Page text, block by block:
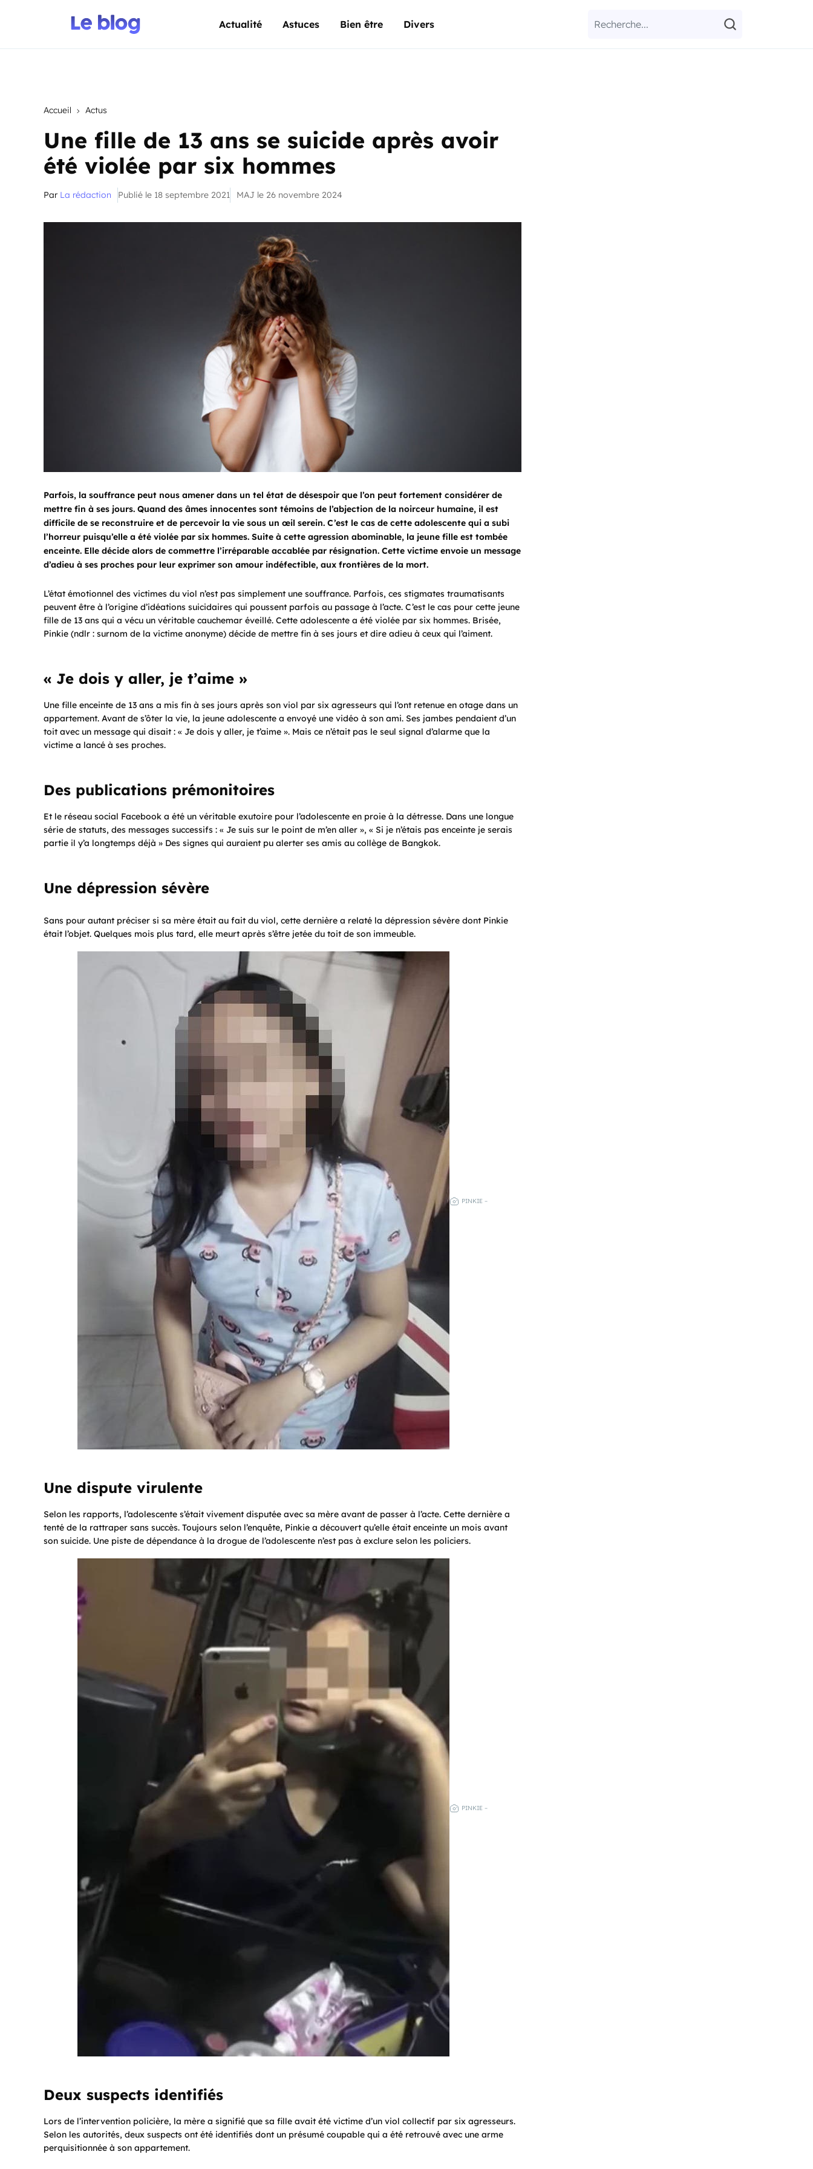
Actualité Astuces Bien être Divers
Accueil Actus
Une fille de 13 ans se suicide après avoir
été violée par six hommes
Par La rédaction Publié le 18 septembre 2021 MAJ le 26 novembre 2024
Parfois, la souffrance peut nous amener dans un tel état de désespoir que l’on peut fortement considérer de
mettre fin à ses jours. Quand des âmes innocentes sont témoins de l’abjection de la noirceur humaine, il est
difficile de se reconstruire et de percevoir la vie sous un œil serein. C’est le cas de cette adolescente qui a subi
l’horreur puisqu’elle a été violée par six hommes. Suite à cette agression abominable, la jeune fille est tombée
enceinte. Elle décide alors de commettre l’irréparable accablée par résignation. Cette victime envoie un message
d’adieu à ses proches pour leur exprimer son amour indéfectible, aux frontières de la mort.
L’état émotionnel des victimes du viol n’est pas simplement une souffrance. Parfois, ces stigmates traumatisants
peuvent être à l’origine d’idéations suicidaires qui poussent parfois au passage à l’acte. C’est le cas pour cette jeune
fille de 13 ans qui a vécu un véritable cauchemar éveillé. Cette adolescente a été violée par six hommes. Brisée,
Pinkie (ndlr : surnom de la victime anonyme) décide de mettre fin à ses jours et dire adieu à ceux qui l’aiment.
« Je dois y aller, je t’aime »
Une fille enceinte de 13 ans a mis fin à ses jours après son viol par six agresseurs qui l’ont retenue en otage dans un
appartement. Avant de s’ôter la vie, la jeune adolescente a envoyé une vidéo à son ami. Ses jambes pendaient d’un
toit avec un message qui disait : « Je dois y aller, je t’aime ». Mais ce n’était pas le seul signal d’alarme que la
victime a lancé à ses proches.
Des publications prémonitoires
Et le réseau social Facebook a été un véritable exutoire pour l’adolescente en proie à la détresse. Dans une longue
série de statuts, des messages successifs : « Je suis sur le point de m’en aller », « Si je n’étais pas enceinte je serais
partie il y’a longtemps déjà » Des signes qui auraient pu alerter ses amis au collège de Bangkok.
Une dépression sévère
Sans pour autant préciser si sa mère était au fait du viol, cette dernière a relaté la dépression sévère dont Pinkie
était l’objet. Quelques mois plus tard, elle meurt après s’être jetée du toit de son immeuble.
PINKIE –
Une dispute virulente
Selon les rapports, l’adolescente s’était vivement disputée avec sa mère avant de passer à l’acte. Cette dernière a
tenté de la rattraper sans succès. Toujours selon l’enquête, Pinkie a découvert qu’elle était enceinte un mois avant
son suicide. Une piste de dépendance à la drogue de l’adolescente n’est pas à exclure selon les policiers.
PINKIE –
Deux suspects identifiés
Lors de l’intervention policière, la mère a signifié que sa fille avait été victime d’un viol collectif par six agresseurs.
Selon les autorités, deux suspects ont été identifiés dont un présumé coupable qui a été retrouvé avec une arme
perquisitionnée à son appartement.